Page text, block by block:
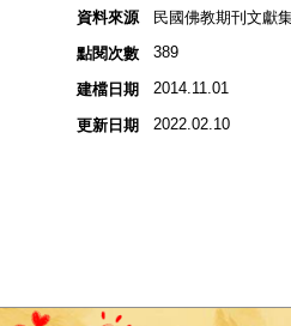
資料來源
民國佛教期刊文獻
點閱次數
389
建檔日期 2014.11.01
更新日期 2022.02.10